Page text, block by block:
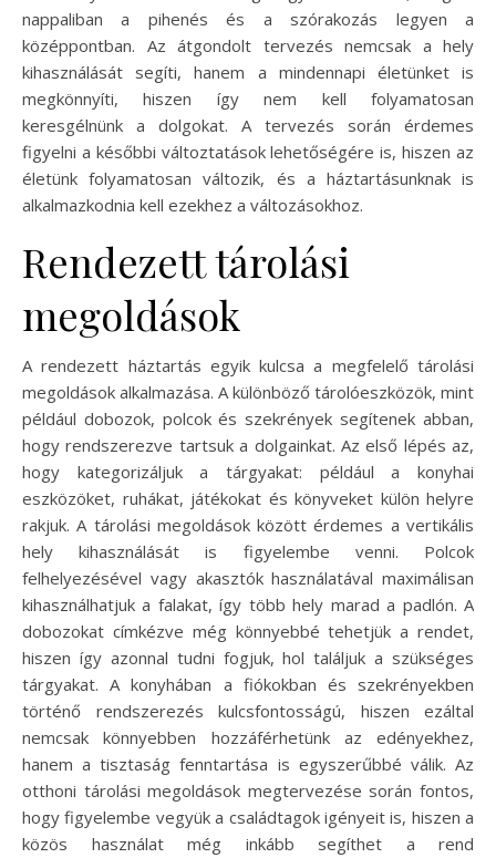
nappaliban a pihenés és a szórakozás legyen a
középpontban. Az átgondolt tervezés nemcsak a hely
kihasználását segíti, hanem a mindennapi életünket is
megkönnyíti, hiszen így nem kell folyamatosan
keresgélnünk a dolgokat. A tervezés során érdemes
figyelni a későbbi változtatások lehetőségére is, hiszen az
életünk folyamatosan változik, és a háztartásunknak is
alkalmazkodnia kell ezekhez a változásokhoz.
Rendezett tárolási
megoldások
A rendezett háztartás egyik kulcsa a megfelelő tárolási
megoldások alkalmazása. A különböző tárolóeszközök, mint
például dobozok, polcok és szekrények segítenek abban,
hogy rendszerezve tartsuk a dolgainkat. Az első lépés az,
hogy kategorizáljuk a tárgyakat: például a konyhai
eszközöket, ruhákat, játékokat és könyveket külön helyre
rakjuk. A tárolási megoldások között érdemes a vertikális
hely kihasználását is figyelembe venni. Polcok
felhelyezésével vagy akasztók használatával maximálisan
kihasználhatjuk a falakat, így több hely marad a padlón. A
dobozokat címkézve még könnyebbé tehetjük a rendet,
hiszen így azonnal tudni fogjuk, hol találjuk a szükséges
tárgyakat. A konyhában a fiókokban és szekrényekben
történő rendszerezés kulcsfontosságú, hiszen ezáltal
nemcsak könnyebben hozzáférhetünk az edényekhez,
hanem a tisztaság fenntartása is egyszerűbbé válik. Az
otthoni tárolási megoldások megtervezése során fontos,
hogy figyelembe vegyük a családtagok igényeit is, hiszen a
közös használat még inkább segíthet a rend